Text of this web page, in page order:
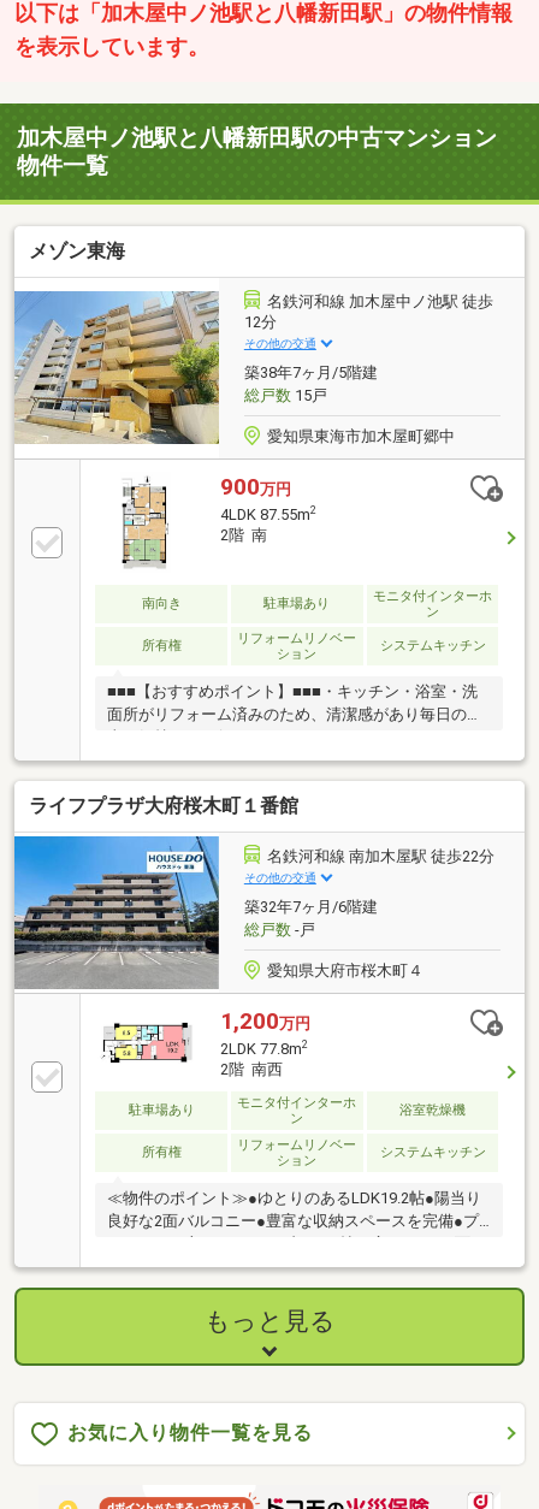
以下は「加木屋中ノ池駅と八幡新田駅」の物件情報
を表示しています。
加木屋中ノ池駅と八幡新田駅の中古マンション
物件一覧
メゾン東海
名鉄河和線 加木屋中ノ池駅 徒歩
12分
その他の交通
築38年7ヶ月/5階建
総戸数15戸
愛知県東海市加木屋町郷中
900万円
4LDK 87.55m2
2階 南
南向き 駐車場あり
モニタ付インターホ
ン
所有権
リフォームリノベー
ション
システムキッチン
■■■【おすすめポイント】■■■・キッチン・浴室・洗
面所がリフォーム済みのため、清潔感があり毎日の家
事が気持ちよく行えます♪！・3口コンロのシステムキ
ッチンで、複数のお料理を同時進行できて便利で
す！・和室2部屋（各6帖）は客間やお子さんのお部屋
に最適！押入もしっかり収納できて便利です◎・駐車
場1台分付きのため、毎日のお車の出し入れも安心で
す！・名鉄河和線「加木屋中ノ池」駅が徒歩12分と好
立地！駅周辺にはスーパーやコンビニ、保育園も揃
い、通勤やお出かけがスムーズです♪■■■【ご内覧・ご
来店 ご希望のお客様へ】■■■ご来店・ご案内可能で
す！ご希望のお日にちをお気軽にご連絡下さい♪
ライフプラザ大府桜木町１番館
名鉄河和線 南加木屋駅 徒歩22分
その他の交通
築32年7ヶ月/6階建
総戸数-戸
愛知県大府市桜木町４
1,200万円
2LDK 77.8m2
2階 南西
駐車場あり
モニタ付インターホ
ン
浴室乾燥機
所有権
リフォームリノベー
ション
システムキッチン
≪物件のポイント≫●ゆとりのあるLDK19.2帖●陽当り
良好な2面バルコニー●豊富な収納スペースを完備●プ
ルコニーを備えた、光と風が心地よい住空間です。●
ローソンまで徒歩約6分●大堀保育園まで徒歩約7分●緑
豊かな閑静な住宅街＊保育園やコンビニが近く、自然
豊かな閑静な住宅街で穏やかな暮らしが叶う環境で
もっと見る
お気に入り物件一覧を見る